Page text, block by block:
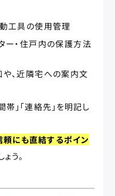
工具の使用管理
ー・住戸内の保護方法
、近隣宅への案内文
帯」「連絡先」を明記し
にも直結するポイン
う。